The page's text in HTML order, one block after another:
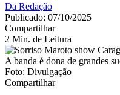
Da Redação
Publicado: 07/10/2025
Compartilhar
2 Min. de Leitura
A banda é dona de grandes
Foto: Divulgação
Compartilhar